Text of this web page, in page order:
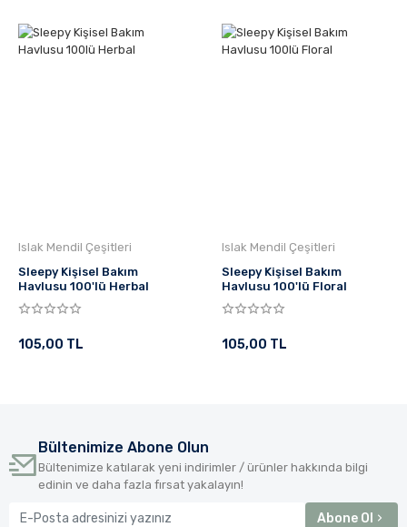
Islak Mendil Çeşitleri
Sleepy Kişisel Bakım
Havlusu 100'lü Herbal
105,00 TL
Islak Mendil Çeşitleri
Sleepy Kişisel Bakım
Havlusu 100'lü Floral
105,00 TL
Bültenimize Abone Olun
Bültenimize katılarak yeni indirimler / ürünler hakkında bilgi
edinin ve daha fazla fırsat yakalayın!
Abone Ol